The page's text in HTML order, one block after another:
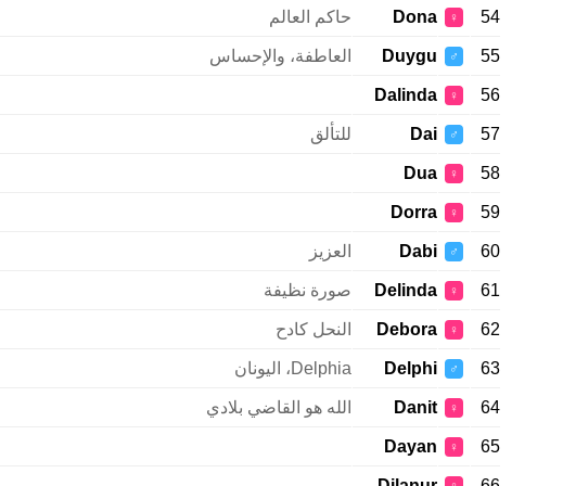
54
♀
Dona حاكم العالم
55
♂
Duygu العاطفة، والإحساس
56
♀
Dalinda
57
♂
Dai للتألق
58
♀
Dua
59
♀
Dorra
60
♂
Dabi العزيز
61
♀
Delinda صورة نظيفة
62
♀
Debora النحل كادح
63
♂
Delphi Delphia، اليونان
64
♀
Danit الله هو القاضي بلادي
65
♀
Dayan